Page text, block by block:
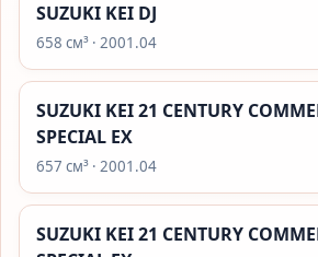
SUZUKI KEI DJ
658 см³ · 2001.04
SUZUKI KEI 21 CENTURY
SPECIAL EX
657 см³ · 2001.04
SUZUKI KEI 21 CENTURY